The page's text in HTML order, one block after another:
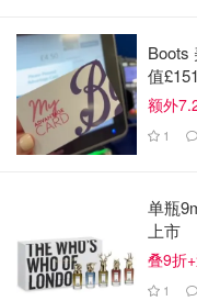
的锁骨部位，所以更显
Boots
值£151
额外
1
单瓶
上市
叠9折
1